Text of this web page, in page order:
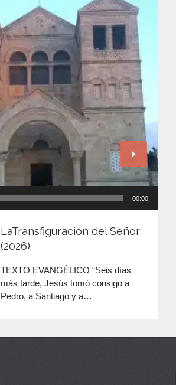
00:00
LaTransfiguración del Señor
(2026)
TEXTO EVANGÉLICO “Seis días
más tarde, Jesús tomó consigo a
Pedro, a Santiago y a…